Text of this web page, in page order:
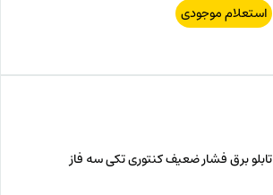
استعلام موجودی
تابلو برق فشار ضعیف کنتوری تکی سه فاز